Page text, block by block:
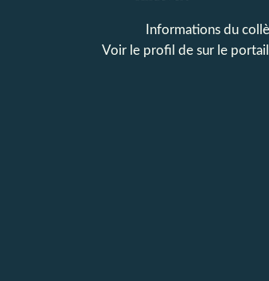
Informations du
Voir le profil de sur le